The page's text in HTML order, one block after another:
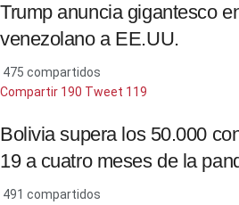
Trump anuncia gigantesco
venezolano a EE.UU.
475 compartidos
Compartir 190 Tweet 119
Bolivia supera los 50.000
19 a cuatro meses de la
491 compartidos